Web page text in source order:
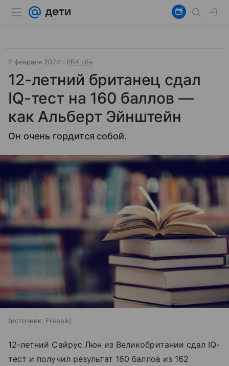
2 февраля 2024 РБК Life
12-летний британец сдал
IQ-тест на 160 баллов —
как Альберт Эйнштейн
Он очень гордится собой.
источник: Freepik
12-летний Сайрус Люн из Великобритании сдал IQ-
тест и получил результат 160 баллов из 162